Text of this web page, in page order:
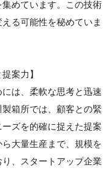
めています。この技術
る可能性を秘めていま
案力】
は、柔軟な思考と迅速
箱所では、顧客との緊
ズを的確に捉えた提案
大量生産まで、規模を
、スタートアップ企業